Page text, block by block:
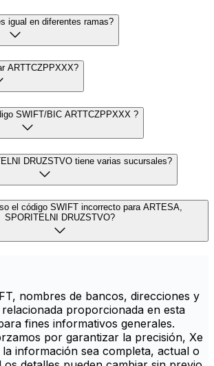
igual en diferentes ramas?
ARTTCZPPXXX?
SWIFT/BIC ARTTCZPPXXX ?
DRUZSTVO tiene varias sucursales?
el código SWIFT incorrecto para ARTESA,
SPORITELNI DRUZSTVO?
nombres de bancos, direcciones y
proporcionada en esta
fines informativos generales.
por garantizar la precisión, Xe
información sea completa, actual o